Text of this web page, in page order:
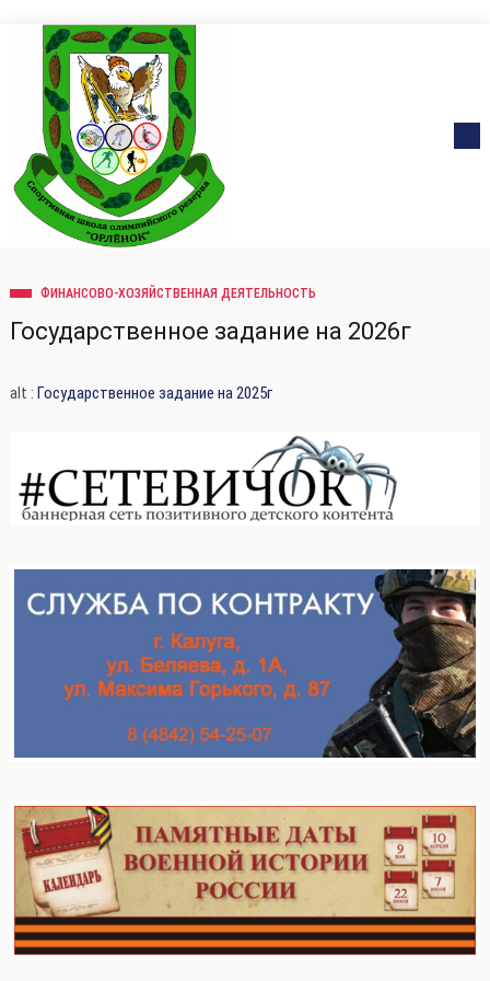
ФИНАНСОВО-ХОЗЯЙСТВЕННАЯ ДЕЯТЕЛЬНОСТЬ
Государственное задание на 2026г
alt : Государственное задание на 2025г